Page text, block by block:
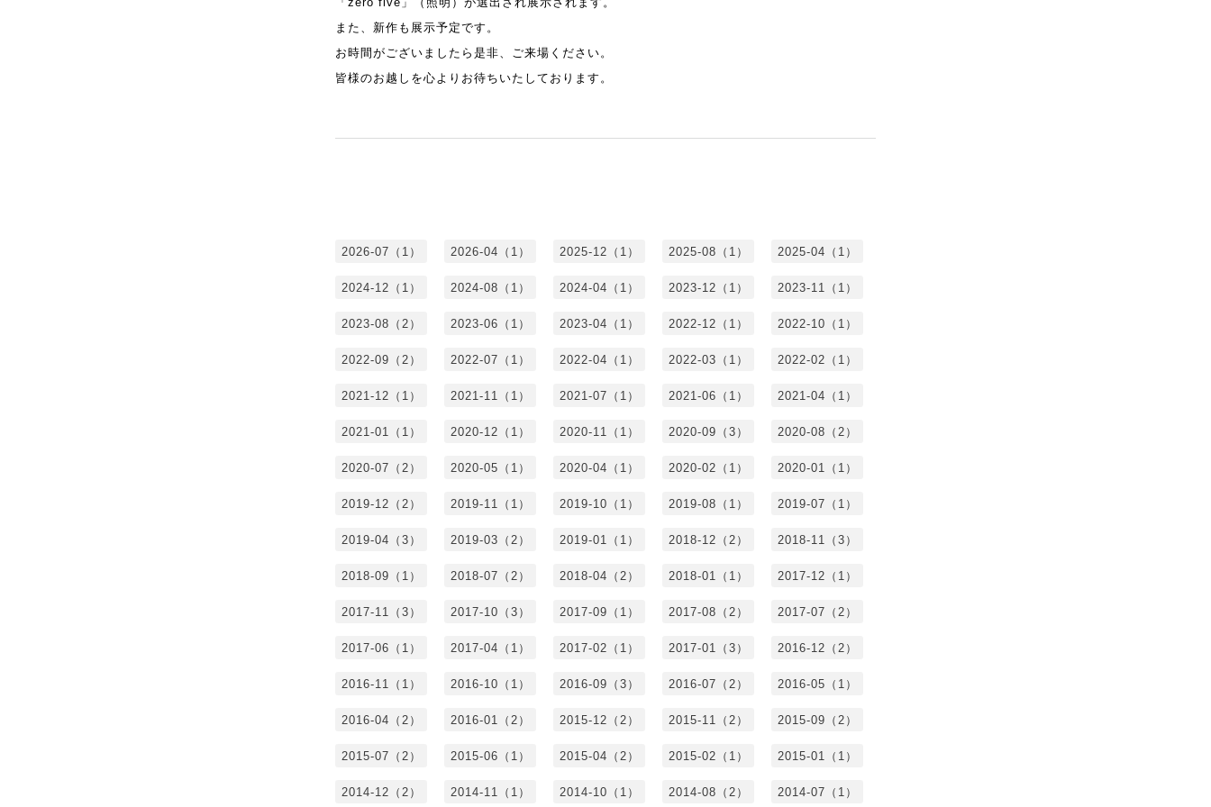
また、新作も展示予定です。
お時間がございましたら是非、ご来場ください。
皆様のお越しを心よりお待ちいたしております。
2026-07（1） 2026-04（1） 2025-12（1） 2025-08（1） 2025-04（1）
2024-12（1） 2024-08（1） 2024-04（1） 2023-12（1） 2023-11（1）
2023-08（2） 2023-06（1） 2023-04（1） 2022-12（1） 2022-10（1）
2022-09（2） 2022-07（1） 2022-04（1） 2022-03（1） 2022-02（1）
2021-12（1） 2021-11（1） 2021-07（1） 2021-06（1） 2021-04（1）
2021-01（1） 2020-12（1） 2020-11（1） 2020-09（3） 2020-08（2）
2020-07（2） 2020-05（1） 2020-04（1） 2020-02（1） 2020-01（1）
2019-12（2） 2019-11（1） 2019-10（1） 2019-08（1） 2019-07（1）
2019-04（3） 2019-03（2） 2019-01（1） 2018-12（2） 2018-11（3）
2018-09（1） 2018-07（2） 2018-04（2） 2018-01（1） 2017-12（1）
2017-11（3） 2017-10（3） 2017-09（1） 2017-08（2） 2017-07（2）
2017-06（1） 2017-04（1） 2017-02（1） 2017-01（3） 2016-12（2）
2016-11（1） 2016-10（1） 2016-09（3） 2016-07（2） 2016-05（1）
2016-04（2） 2016-01（2） 2015-12（2） 2015-11（2） 2015-09（2）
2015-07（2） 2015-06（1） 2015-04（2） 2015-02（1） 2015-01（1）
2014-12（2） 2014-11（1） 2014-10（1） 2014-08（2） 2014-07（1）